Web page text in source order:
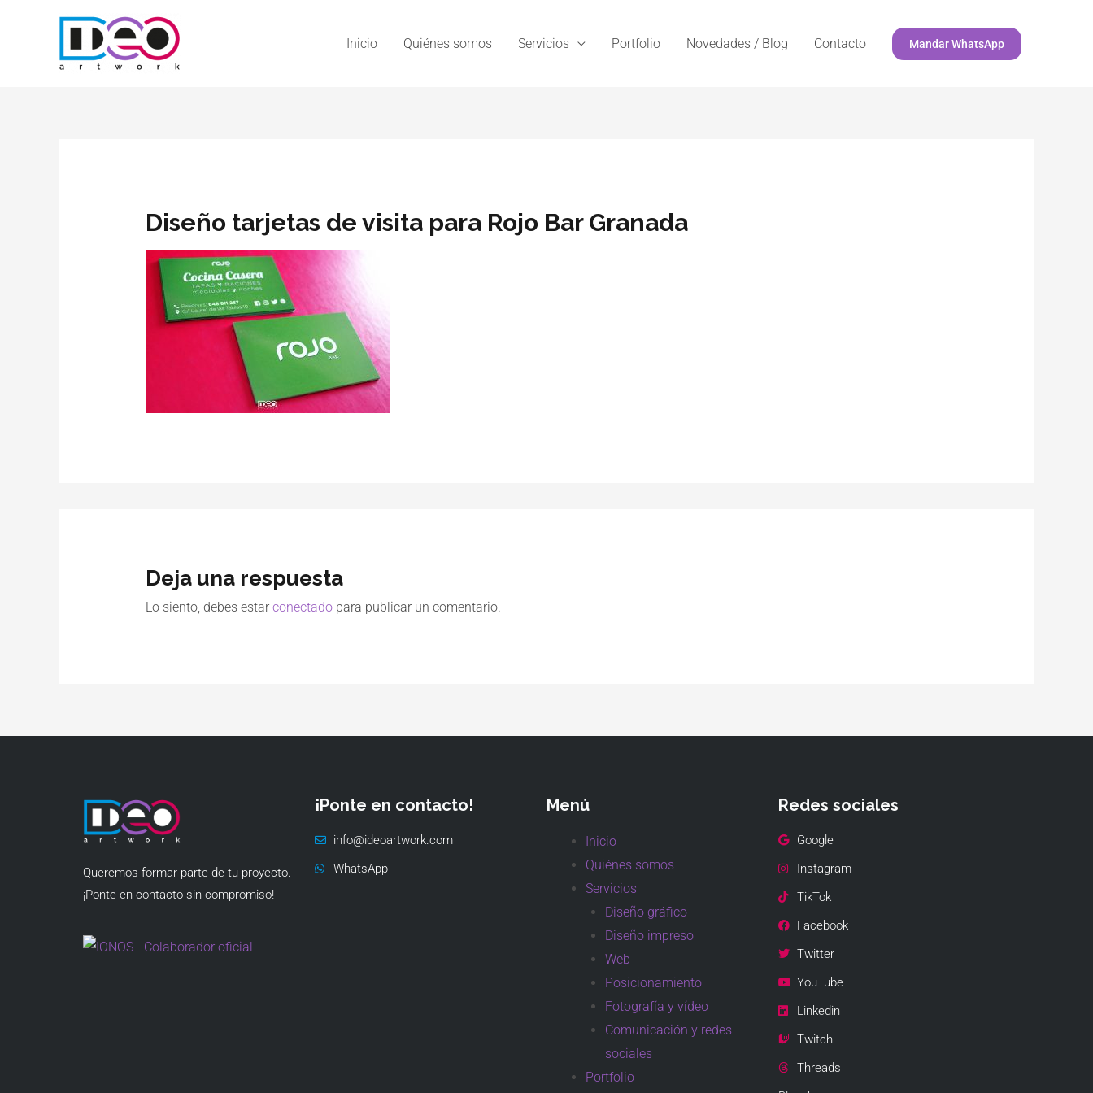
Inicio Quiénes somos Servicios Portfolio Novedades / Blog Contacto Mandar WhatsApp
Diseño tarjetas de visita para Rojo Bar Granada
Deja una respuesta
Lo siento, debes estar conectadopara publicar un comentario.
Queremos formar parte de tu proyecto.
¡Ponte en contacto sin compromiso!
¡Ponte en contacto!
info@ideoartwork.com
WhatsApp
Menú
Inicio
Quiénes somos
Servicios
Diseño gráfico
Diseño impreso
Web
Posicionamiento
Fotografía y vídeo
Comunicación y redes
sociales
Portfolio
Redes sociales
Google
Instagram
TikTok
Facebook
Twitter
YouTube
Linkedin
Twitch
Threads